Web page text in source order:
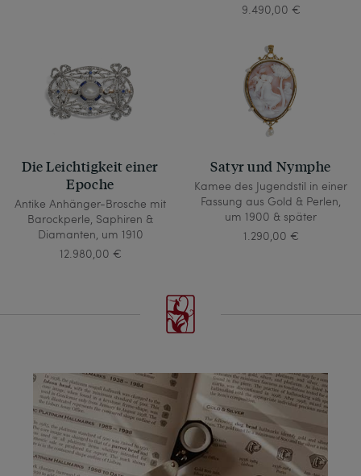
9.490,00 €
Die Leichtigkeit einer
Epoche
Antike Anhänger-Brosche mit
Barockperle, Saphiren &
Diamanten, um 1910
12.980,00 €
Satyr und Nymphe
Kamee des Jugendstil in einer
Fassung aus Gold & Perlen,
um 1900 & später
1.290,00 €